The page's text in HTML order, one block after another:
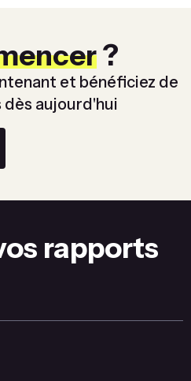
?
et bénéficiez de
aujourd'hui
rapports